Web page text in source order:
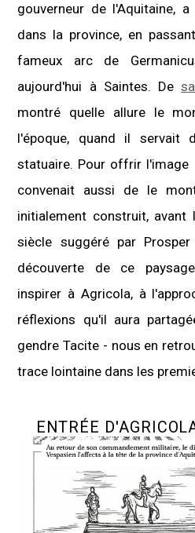
gouverneur de l'Aquitaine,
dans la province, en
fameux arc de
aujourd'hui à Saintes. De
montré quelle allure le
l'époque, quand il servait
statuaire. Pour offrir l'image
convenait aussi de le
initialement construit, avant
siècle suggéré par
découverte de ce
inspirer à Agricola, à
réflexions qu'il aura
gendre Tacite - nous en
trace lointaine dans les
ENTRÉE